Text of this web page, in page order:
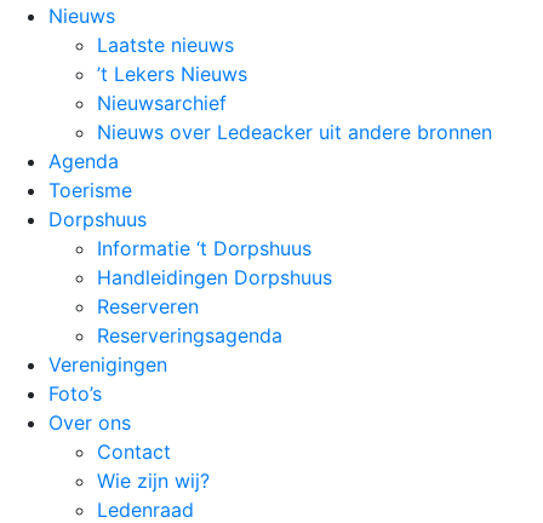
Nieuws
Laatste nieuws
’t Lekers Nieuws
Nieuwsarchief
Nieuws over Ledeacker uit andere bronnen
Agenda
Toerisme
Dorpshuus
Informatie ‘t Dorpshuus
Handleidingen Dorpshuus
Reserveren
Reserveringsagenda
Verenigingen
Foto’s
Over ons
Contact
Wie zijn wij?
Ledenraad